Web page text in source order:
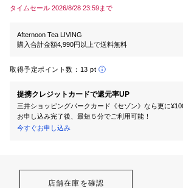
タイムセール 2026/8/28 23:59まで
Afternoon Tea LIVING
購入合計金額4,990円以上で送料無料
取得予定ポイント数： 13 pt
提携クレジットカードで還元率UP
三井ショッピングパークカード《セゾン》なら更に
お申し込み完了後、最短５分でご利用可能！
今すぐお申し込み
店舗在庫を確認